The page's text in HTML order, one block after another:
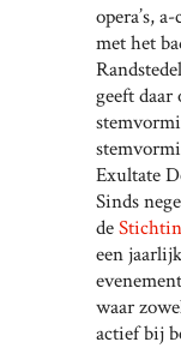
opera’s,
met het
geeft daar
Exultate
Sinds
de
een
waar
actief bij